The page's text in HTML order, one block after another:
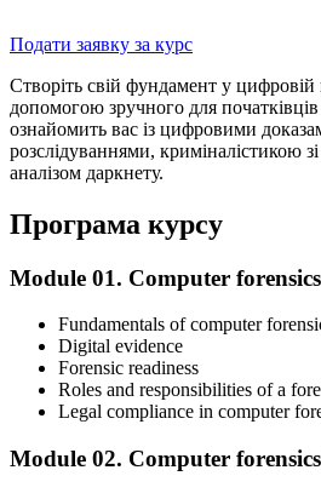
Подати заявку за курс
Створіть свій фундамент у цифровій
допомогою зручного для
ознайомить вас із цифровими
розслідуваннями, криміналістикою
аналізом даркнету.
Програма курсу
Module 01. Computer
Fundamentals of computer
Digital evidence
Forensic readiness
Roles and responsibilities of a
Legal compliance in computer
Module 02. Computer